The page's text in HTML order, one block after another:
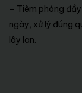
– Tiêm phòng
ngày, xử lý đúng
lây lan.